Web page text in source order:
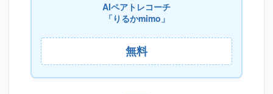
AIペアトレコーチ
「りるかmimo」
無料